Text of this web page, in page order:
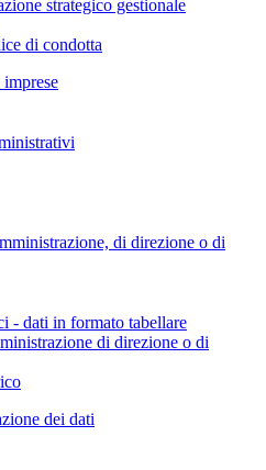
strategico gestionale
di condotta
di direzione o di
- dati in formato tabellare
di direzione o di
dei dati